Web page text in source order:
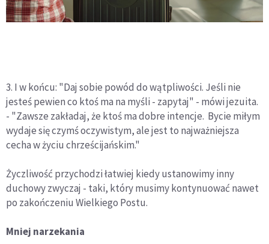
3. I w końcu: "Daj sobie powód do wątpliwości. Jeśli nie
jesteś pewien co ktoś ma na myśli - zapytaj" - mówi jezuita.
- "Zawsze zakładaj, że ktoś ma dobre intencje. Bycie miłym
wydaje się czymś oczywistym, ale jest to najważniejsza
cecha w życiu chrześcijańskim."
Życzliwość przychodzi łatwiej kiedy ustanowimy inny
duchowy zwyczaj - taki, który musimy kontynuować nawet
po zakończeniu Wielkiego Postu.
Mniej narzekania